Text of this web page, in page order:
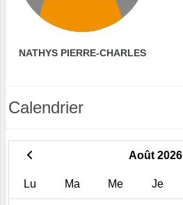
NATHYS PIERRE-CHARLES
Calendrier
Août 2026
Lu Ma Me Je